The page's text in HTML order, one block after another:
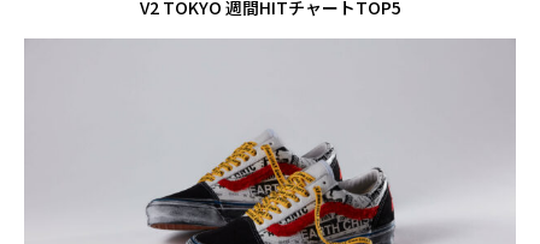
V2 TOKYO 週間HITチャートTOP5